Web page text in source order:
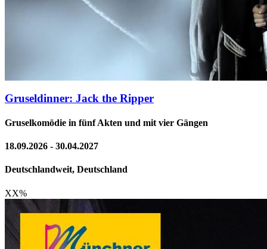
Gruseldinner: Jack the Ripper
Gruselkomödie in fünf Akten und mit vier Gängen
18.09.2026 - 30.04.2027
Deutschlandweit, Deutschland
XX%